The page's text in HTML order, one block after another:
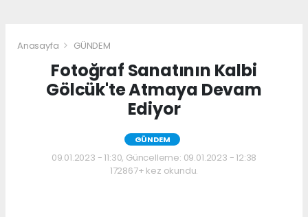
Anasayfa GÜNDEM
Fotoğraf Sanatının Kalbi
Gölcük'te Atmaya Devam
Ediyor
GÜNDEM
09.01.2023 - 11:30, Güncelleme: 09.01.2023 - 12:38
172867+ kez okundu.